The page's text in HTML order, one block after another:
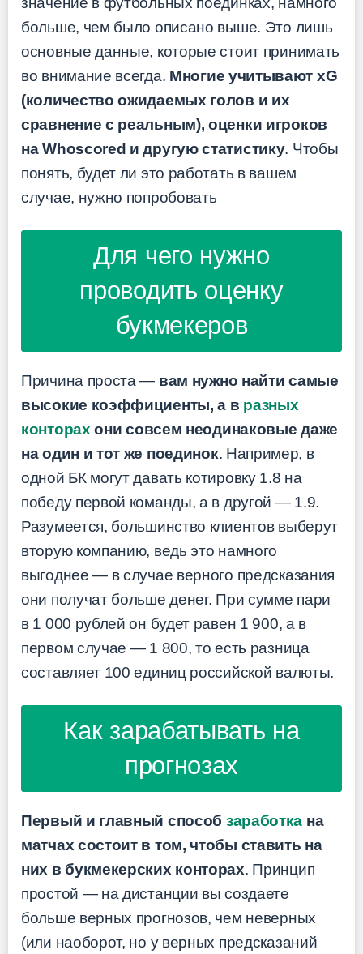
больше, чем было описано выше. Это лишь
основные данные, которые стоит принимать
во внимание всегда. Многие учитывают xG
(количество ожидаемых голов и их
сравнение с реальным), оценки игроков
на Whoscored и другую статистику. Чтобы
понять, будет ли это работать в вашем
случае, нужно попробовать
Для чего нужно
проводить оценку
букмекеров
Причина проста — вам нужно найти самые
высокие коэффициенты, а в разных
конторахони совсем неодинаковые даже
на один и тот же поединок. Например, в
одной БК могут давать котировку 1.8 на
победу первой команды, а в другой — 1.9.
Разумеется, большинство клиентов выберут
вторую компанию, ведь это намного
выгоднее — в случае верного предсказания
они получат больше денег. При сумме пари
в 1 000 рублей он будет равен 1 900, а в
первом случае — 1 800, то есть разница
составляет 100 единиц российской валюты.
Как зарабатывать на
прогнозах
Первый и главный способ заработка на
матчах состоит в том, чтобы ставить на
них в букмекерских конторах. Принцип
простой — на дистанции вы создаете
больше верных прогнозов, чем неверных
(или наоборот, но у верных предсказаний